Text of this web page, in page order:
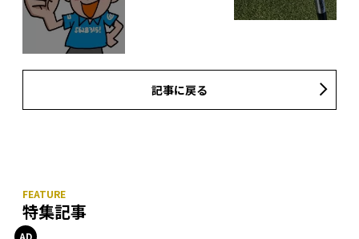
記事に戻る
特集記事